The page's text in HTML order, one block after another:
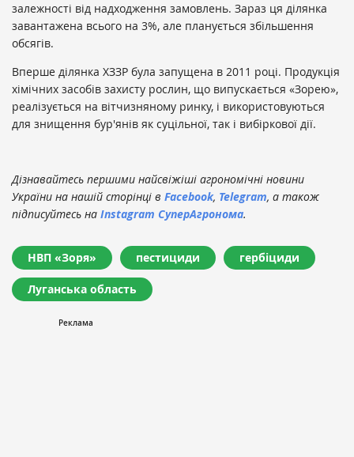
залежності від надходження замовлень. Зараз ця ділянка
завантажена всього на 3%, але планується збільшення
обсягів.
Вперше ділянка ХЗЗР була запущена в 2011 році. Продукція
хімічних засобів захисту рослин, що випускається «Зорею»,
реалізується на вітчизняному ринку, і використовуються
для знищення бур'янів як суцільної, так і вибіркової дії.
Дізнавайтесь першими найсвіжіші агрономічні новини
України на нашій сторінці в Facebook, Telegram, а також
підписуйтесь на Instagram СуперАгронома.
НВП «Зоря» пестициди гербіциди
Луганська область